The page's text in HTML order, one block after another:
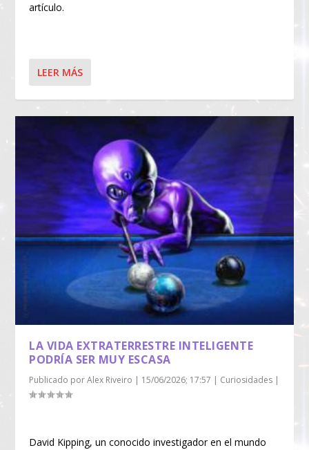
artículo.
LEER MÁS
LA VIDA EXTRATERRESTRE INTELIGENTE
PODRÍA SER MUY ESCASA
Publicado porAlex Riveiro | 15/06/2026; 17:57 | Curiosidades |
David Kipping, un conocido investigador en el mundo